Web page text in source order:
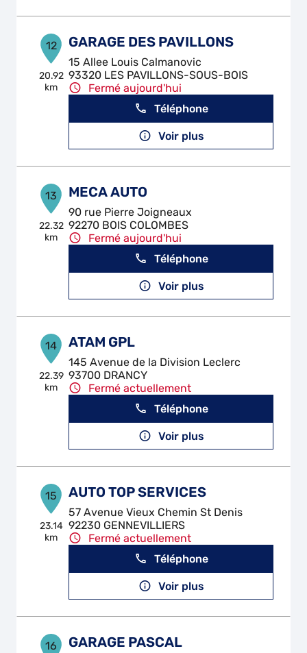
12
20.92
km
GARAGE DES PAVILLONS
15 Allee Louis Calmanovic
93320 LES PAVILLONS-SOUS-BOIS
Fermé aujourd'hui
Téléphone
Voir plus
13
22.32
km
MECA AUTO
90 rue Pierre Joigneaux
92270 BOIS COLOMBES
Fermé aujourd'hui
Téléphone
Voir plus
14
22.39
km
ATAM GPL
145 Avenue de la Division Leclerc
93700 DRANCY
Fermé actuellement
Téléphone
Voir plus
15
23.14
km
AUTO TOP SERVICES
57 Avenue Vieux Chemin St Denis
92230 GENNEVILLIERS
Fermé actuellement
Téléphone
Voir plus
16 GARAGE PASCAL